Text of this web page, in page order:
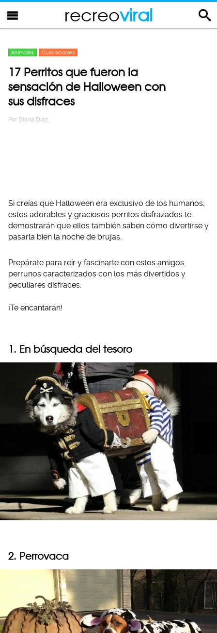
recreoviral
Animales Curiosidades
17 Perritos que fueron la
sensación de Halloween con
sus disfraces
Por Diana Diaz
Si creías que Halloween era exclusivo de los humanos,
estos adorables y graciosos perritos disfrazados te
demostrarán que ellos también saben cómo divertirse y
pasarla bien la noche de brujas.
Prepárate para reír y fascinarte con estos amigos
perrunos caracterizados con los más divertidos y
peculiares disfraces.
¡Te encantarán!
1. En búsqueda del tesoro
2. Perrovaca